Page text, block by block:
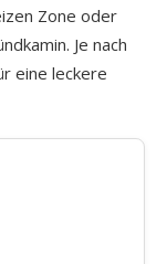
Zone oder
Je nach
eine leckere